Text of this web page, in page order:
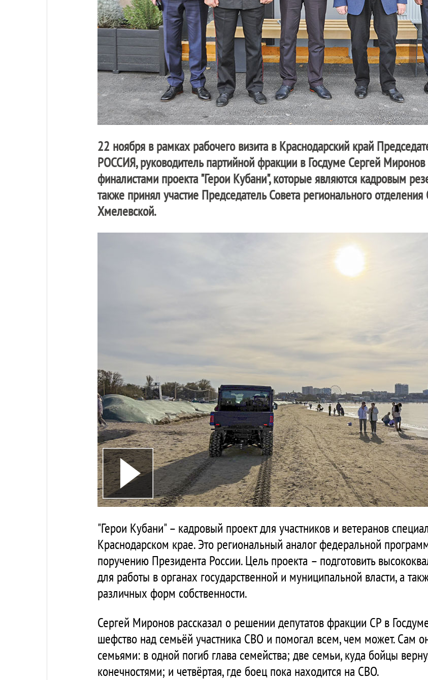
22 ноября в рамках рабочего визита в Краснодарский край
РОССИЯ, руководитель партийной фракции в Госдуме Сергей
финалистами проекта "Герои Кубани", которые являются кадровым
также принял участие Председатель Совета регионального
Хмелевской.
"Герои Кубани" – кадровый проект для участников и ветеранов
Краснодарском крае. Это региональный аналог федеральной
поручению Президента России. Цель проекта – подготовить
для работы в органах государственной и муниципальной власти, а
различных форм собственности.
Сергей Миронов рассказал о решении депутатов фракции СР в
шефство над семьёй участника СВО и помогал всем, чем может. Сам
семьями: в одной погиб глава семейства; две семьи, куда бойцы
конечностями; и четвёртая, где боец пока находится на СВО.